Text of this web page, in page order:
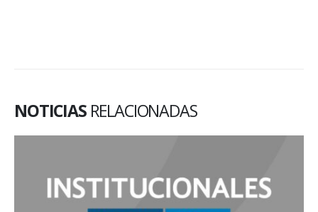
NOTICIAS RELACIONADAS